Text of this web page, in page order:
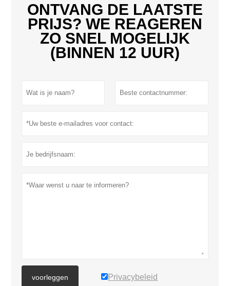
ONTVANG DE LAATSTE
PRIJS? WE REAGEREN
ZO SNEL MOGELIJK
(BINNEN 12 UUR)
voorleggen Privacybeleid